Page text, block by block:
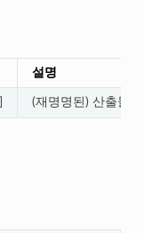
설명
(재명명된) 산출물